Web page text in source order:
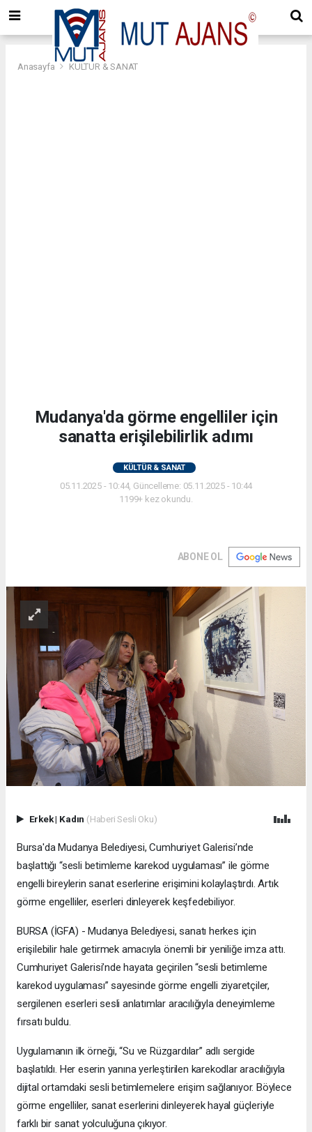
Anasayfa KÜLTÜR & SANAT
Mudanya'da görme engelliler için
sanatta erişilebilirlik adımı
KÜLTÜR & SANAT
05.11.2025 - 10:44, Güncelleme: 05.11.2025 - 10:44
1199+ kez okundu.
ABONE OL
Erkek| Kadın (Haberi Sesli Oku)
Bursa'da Mudanya Belediyesi, Cumhuriyet Galerisi’nde
başlattığı “sesli betimleme karekod uygulaması” ile görme
engelli bireylerin sanat eserlerine erişimini kolaylaştırdı. Artık
görme engelliler, eserleri dinleyerek keşfedebiliyor.
BURSA (İGFA) - Mudanya Belediyesi, sanatı herkes için
erişilebilir hale getirmek amacıyla önemli bir yeniliğe imza attı.
Cumhuriyet Galerisi’nde hayata geçirilen “sesli betimleme
karekod uygulaması” sayesinde görme engelli ziyaretçiler,
sergilenen eserleri sesli anlatımlar aracılığıyla deneyimleme
fırsatı buldu.
Uygulamanın ilk örneği, “Su ve Rüzgardılar” adlı sergide
başlatıldı. Her eserin yanına yerleştirilen karekodlar aracılığıyla
dijital ortamdaki sesli betimlemelere erişim sağlanıyor. Böylece
görme engelliler, sanat eserlerini dinleyerek hayal güçleriyle
farklı bir sanat yolculuğuna çıkıyor.